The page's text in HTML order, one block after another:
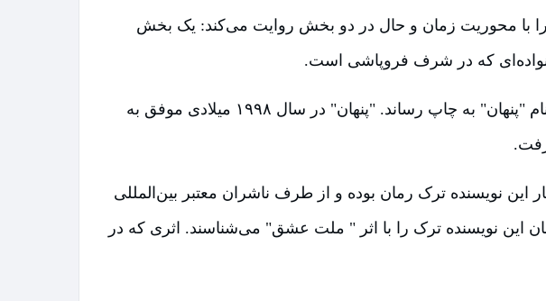
یک داستان طولانی را با محوریت زمان و حال در دو بخش روایت می‌کند: یک بخش
که در شرف فروپاشی است.
الیف شافاک زمانی که دوره کارشناسی ارشد خود را می‌گذراند اولین رمان خود را با نام "پنهان" به چاپ رساند. "پنهان" در سال ۱۹۹۸ میلادی موفق به
کرده است. عمده آثار این نویسنده ترک رمان بوده و از طرف ناشران معتبر بین‌المللی
این نویسنده ترک را با اثر " ملت عشق" می‌شناسند. اثری که در